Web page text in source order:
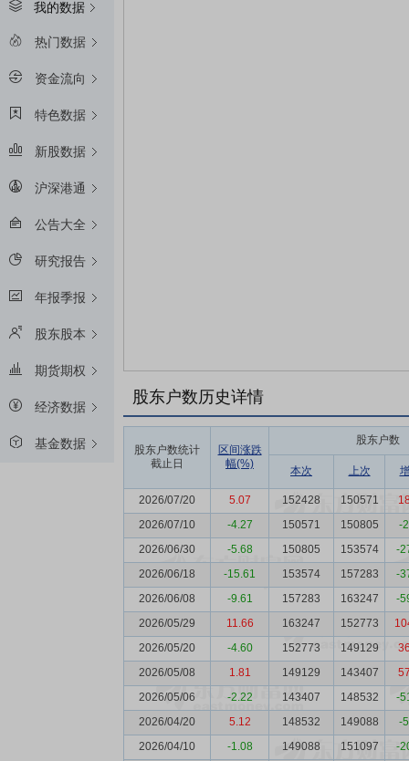
我的数据
热门数据
资金流向
特色数据
新股数据
沪深港通
公告大全
研究报告
年报季报
股东股本
期货期权
经济数据
基金数据
股东户数历史详情
股东户数统计
截止日
区间涨跌
幅(%)
股东户数
本次 上次
2026/07/20 5.07 152428 150571
2026/07/10
-4.27 150571 150805
-
2026/06/30
-5.68 150805 153574
-
2026/06/18
-15.61 153574 157283
-
2026/06/08
-9.61 157283 163247
-
2026/05/29
11.66 163247 152773
2026/05/20
-4.60 152773 149129
2026/05/08
1.81 149129 143407
2026/05/06
-2.22 143407 148532
-
2026/04/20
5.12 148532 149088
-
2026/04/10
-1.08 149088 151097
-